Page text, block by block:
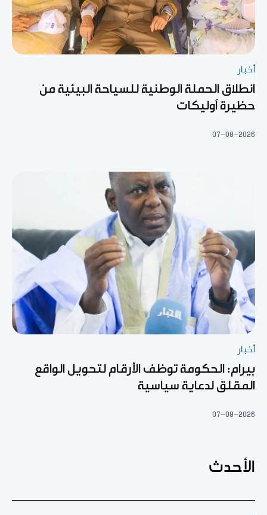
أخبار
انطلاق الحملة الوطنية للسياحة البيئية من
حظيرة آوليكات
07-08-2026
أخبار
بيرام: الحكومة توظف الأرقام لتحويل الواقع
المقلق لدعاية سياسية
07-08-2026
الأحدث